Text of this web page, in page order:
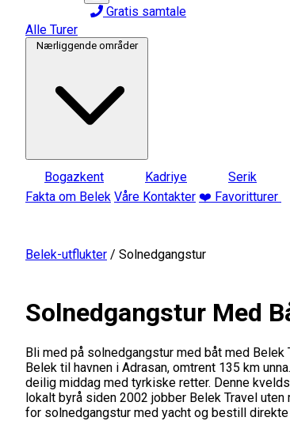
Gratis samtale
Alle Turer
Nærliggende områder
Bogazkent Kadriye
Serik
Fakta om Belek Våre Kontakter ❤️ Favoritturer
Belek-utflukter / Solnedgangstur
Solnedgangstur Med
Bli med på solnedgangstur med båt med
Belek til havnen i Adrasan, omtrent 135 km
deilig middag med tyrkiske retter. Denne
lokalt byrå siden 2002 jobber Belek Travel
for solnedgangstur med yacht og bestill